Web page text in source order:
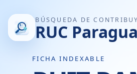
BÚSQUEDA DE
RUC
FICHA INDEXABLE